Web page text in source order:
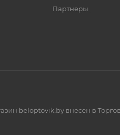
Партнеры
beloptovik.by внесен в